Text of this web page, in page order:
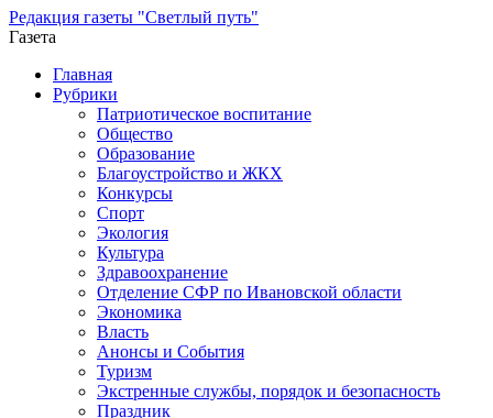
Редакция газеты "Светлый путь"
Газета
Промотать
содержимому
Главная
Рубрики
Патриотическое воспитание
Общество
Образование
Благоустройство и ЖКХ
Конкурсы
Спорт
Экология
Культура
Здравоохранение
Отделение СФР по Ивановской области
Экономика
Власть
Анонсы и События
Туризм
Экстренные службы, порядок и безопасность
Праздник